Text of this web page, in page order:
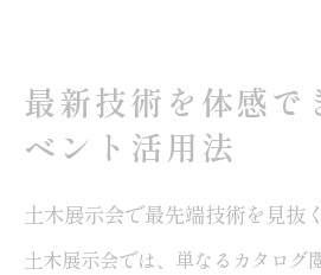
最新技術を体感で
ベント活用法
土木展示会で最先端技術を見抜
土木展示会では、単なるカタログ